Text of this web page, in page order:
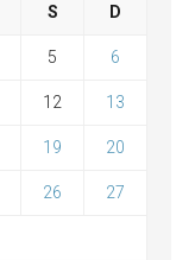
S D
5 6
12 13
19 20
26 27